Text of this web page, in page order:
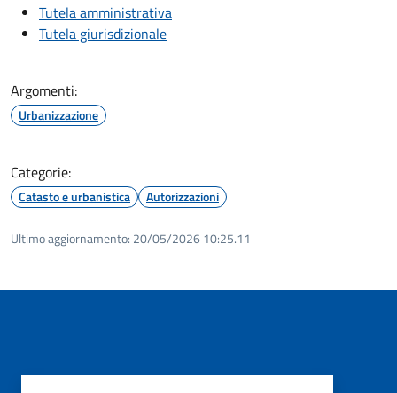
Tutela amministrativa
Tutela giurisdizionale
Argomenti:
Urbanizzazione
Categorie:
Catasto e urbanistica Autorizzazioni
Ultimo aggiornamento: 20/05/2026 10:25.11